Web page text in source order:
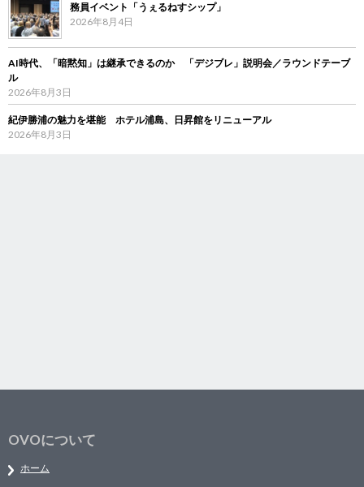
務員イベント「うぇるねすシップ」
2026年8月4日
AI時代、「暗黙知」は継承できるのか 「デジブレ」説明会／ラウンドテーブ
ル
2026年8月3日
紀伊勝浦の魅力を堪能 ホテル浦島、日昇館をリニューアル
2026年8月3日
OVOについて
ホーム